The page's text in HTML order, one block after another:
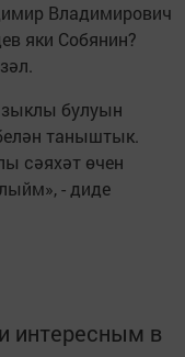
Владимирович
яки Собянин?
булуын
таныштык.
сәяхәт өчен
- диде
интересным в